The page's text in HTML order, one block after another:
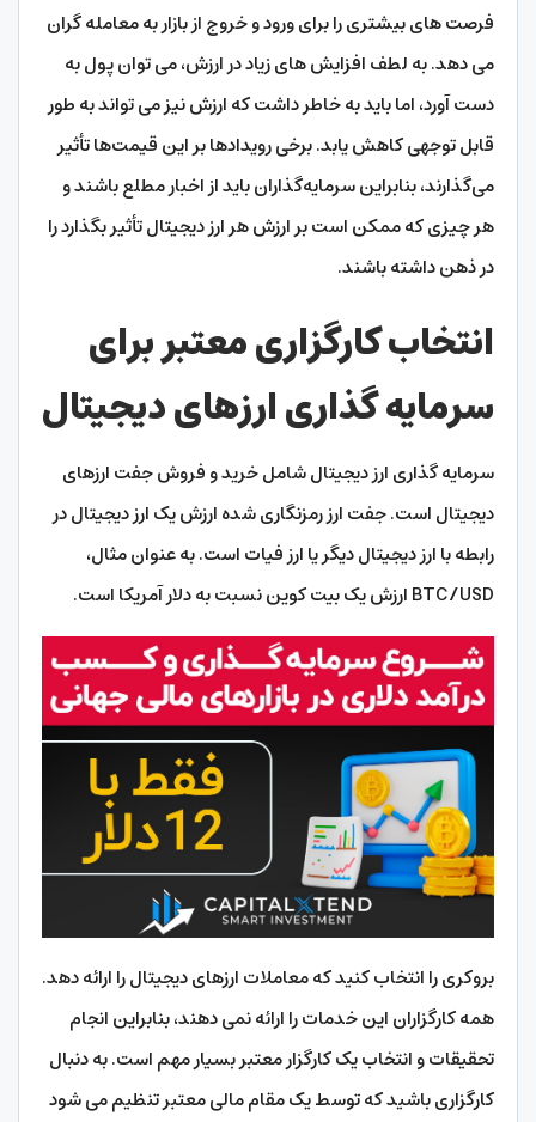
فرصت های بیشتری را برای ورود و خروج از بازار به معامله گران
می دهد. به لطف افزایش های زیاد در ارزش، می توان پول به
دست آورد، اما باید به خاطر داشت که ارزش نیز می تواند به طور
قابل توجهی کاهش یابد. برخی رویدادها بر این قیمت‌ها تأثیر
می‌گذارند، بنابراین سرمایه‌گذاران باید از اخبار مطلع باشند و
هر چیزی که ممکن است بر ارزش هر ارز دیجیتال تأثیر بگذارد را
در ذهن داشته باشند.
انتخاب کارگزاری معتبر برای
سرمایه گذاری ارزهای دیجیتال
سرمایه گذاری ارز دیجیتال شامل خرید و فروش جفت ارزهای
دیجیتال است. جفت ارز رمزنگاری شده ارزش یک ارز دیجیتال در
رابطه با ارز دیجیتال دیگر یا ارز فیات است. به عنوان مثال،
BTC/USD ارزش یک بیت کوین نسبت به دلار آمریکا است.
بروکری را انتخاب کنید که معاملات ارزهای دیجیتال را ارائه دهد.
همه کارگزاران این خدمات را ارائه نمی دهند، بنابراین انجام
تحقیقات و انتخاب یک کارگزار معتبر بسیار مهم است. به دنبال
کارگزاری باشید که توسط یک مقام مالی معتبر تنظیم می شود